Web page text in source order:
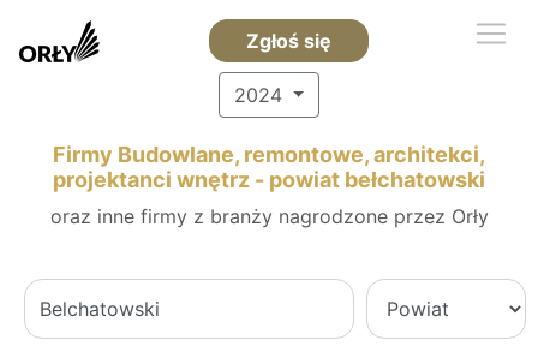
Zgłoś się
2024
Firmy Budowlane, remontowe, architekci,
projektanci wnętrz - powiat bełchatowski
oraz inne firmy z branży nagrodzone przez Orły